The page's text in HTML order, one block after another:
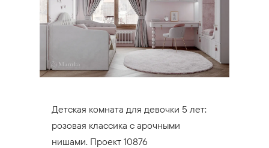
Детская комната для девочки 5 лет:
розовая классика с арочными
нишами. Проект 10876